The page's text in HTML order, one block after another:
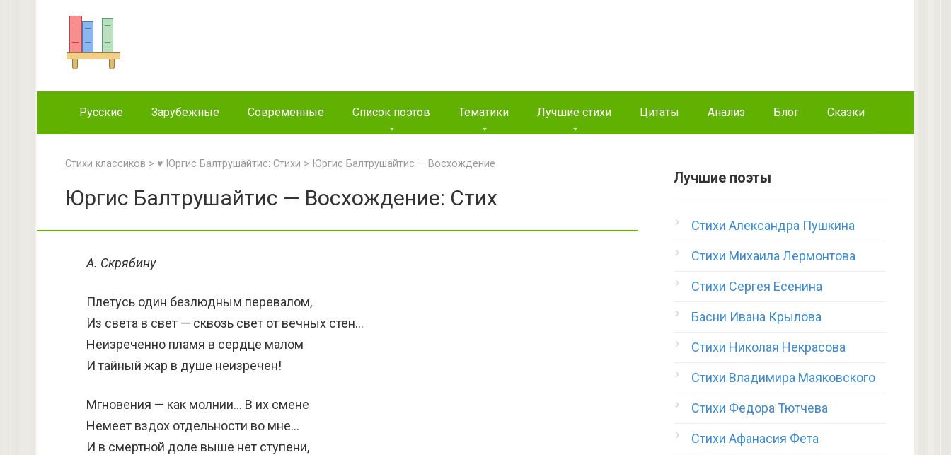
Русские Зарубежные Современные Список поэтов Тематики Лучшие стихи Цитаты Анализ Блог Сказки
Стихи классиков > ♥ Юргис Балтрушайтис: Стихи > Юргис Балтрушайтис — Восхождение
Юргис Балтрушайтис — Восхождение: Стих
А. Скрябину
Плетусь один безлюдным перевалом,
Из света в свет — сквозь свет от вечных стен…
Неизреченно пламя в сердце малом
И тайный жар в душе неизречен!
Мгновения — как молнии… В их смене
Немеет вздох отдельности во мне…
И в смертной доле выше нет ступени,
Лучшие поэты
Стихи Александра Пушкина
Стихи Михаила Лермонтова
Стихи Сергея Есенина
Басни Ивана Крылова
Стихи Николая Некрасова
Стихи Владимира Маяковского
Стихи Федора Тютчева
Стихи Афанасия Фета